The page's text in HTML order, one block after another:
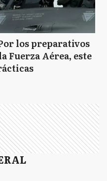
los preparativos
Fuerza Aérea, este